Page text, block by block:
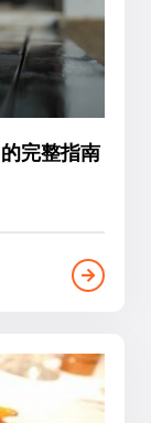
完整指南